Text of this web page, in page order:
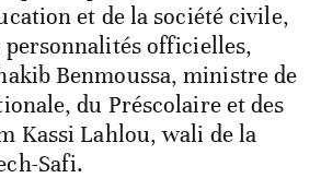
et de la société civile,
personnalités officielles,
Benmoussa, ministre de
du Préscolaire et des
Kassi Lahlou, wali de la
Safi.